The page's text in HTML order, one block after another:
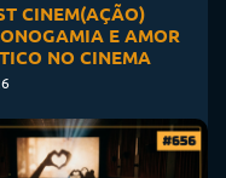
CINEM(AÇÃO)
E AMOR
NO CINEMA